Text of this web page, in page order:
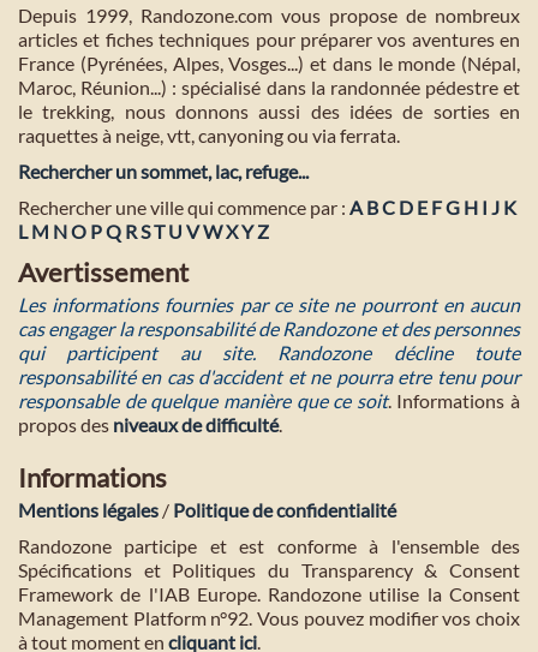
Depuis 1999, Randozone.com vous propose de nombreux
articles et fiches techniques pour préparer vos aventures en
France (Pyrénées, Alpes, Vosges...) et dans le monde (Népal,
Maroc, Réunion...) : spécialisé dans la randonnée pédestre et
le trekking, nous donnons aussi des idées de sorties en
raquettes à neige, vtt, canyoning ou via ferrata.
Rechercher un sommet, lac, refuge...
Rechercher une ville qui commence par : A BC D E FG H I J K
L M NO PQ RST U VWXYZ
Avertissement
Les informations fournies par ce site ne pourront en aucun
cas engager la responsabilité de Randozone et des personnes
qui participent au site. Randozone décline toute
responsabilité en cas d'accident et ne pourra etre tenu pour
responsable de quelque manière que ce soit. Informations à
propos des niveaux de difficulté.
Informations
Mentions légales / Politique de confidentialité
Randozone participe et est conforme à l'ensemble des
Spécifications et Politiques du Transparency & Consent
Framework de l'IAB Europe. Randozone utilise la Consent
Management Platform n°92. Vous pouvez modifier vos choix
à tout moment en cliquant ici.